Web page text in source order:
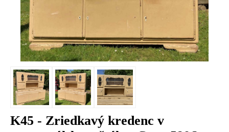
K45 - Zriedkavý kredenc v